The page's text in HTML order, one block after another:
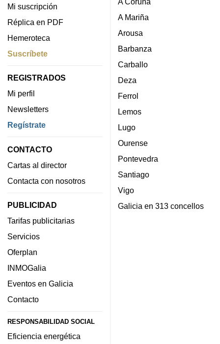
Mi suscripción
Réplica en PDF
Hemeroteca
Suscríbete
REGISTRADOS
Mi perfil
Newsletters
Regístrate
CONTACTO
Cartas al director
Contacta con nosotros
PUBLICIDAD
Tarifas publicitarias
Servicios
Oferplan
INMOGalia
Eventos en Galicia
Contacto
RESPONSABILIDAD SOCIAL
Eficiencia energética
A Mariña
Arousa
Barbanza
Carballo
Deza
Ferrol
Lemos
Lugo
Ourense
Pontevedra
Santiago
Vigo
Galicia en 313 concellos